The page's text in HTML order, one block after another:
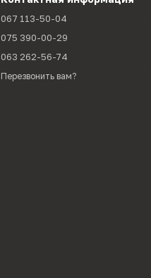
067 113-50-04
075 390-00-29
063 262-56-74
Перезвонить вам?